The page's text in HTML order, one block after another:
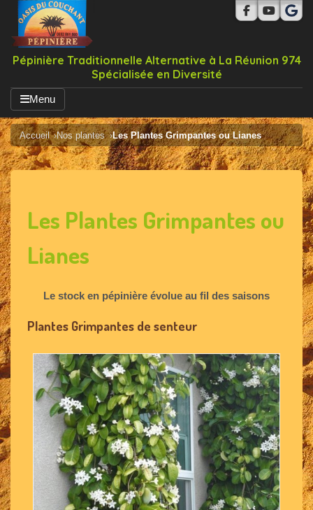
Pépinière Traditionnelle Alternative à La Réunion 974
Spécialisée en Diversité
Menu
Accueil Nos plantes Les Plantes Grimpantes ou Lianes
Les Plantes Grimpantes ou
Lianes
Le stock en pépinière évolue au fil des saisons
Plantes Grimpantes de senteur